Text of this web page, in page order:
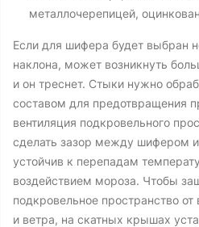
металлочерепицей,
Если для шифера будет выбран
наклона, может возникнуть
и он треснет. Стыки нужно
составом для предотвращения
вентиляция подкровельного
сделать зазор между шифером
устойчив к перепадам
воздействием мороза. Чтобы
подкровельное пространство
и ветра, на скатных крышах